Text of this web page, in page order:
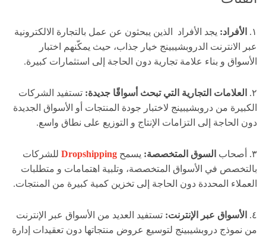
١. الأفراد: يجد الأفراد الذين يبحثون عن عمل بالتجارة الالكترونية
عبر الانترنت الدروبشيبينج خيار جذاب، حيث يمكّنهم اختبار
الأسواق و بناء علامة تجارية دون الحاجة إلى استثمارات كبيرة.
٢. العلامات التجارية التي تبحث أسواقًا جديدة: تستفيد الشركات
الكبيرة من دروبشيبينج لاختبار جودة المنتجات أو الأسواق الجديدة
دون الحاجة إلى التزامات الإنتاج و التوزيع على نطاق واسع.
٣. أصحاب السوق المتخصصة: يسمح Dropshipping للشركات
بالتخصص في الأسواق المتخصصة، وتلبية اهتمامات و متطلبات
العملاء المحددة دون الحاجة إلى تخزين كمية كبيرة من المنتجات.
٤. الأسواق عبر الإنترنت: تستفيد العديد من الأسواق عبر الإنترنت
من نموذج دروبشيبينج لتوسيع عروض منتجاتها دون تعقيدات إدارة